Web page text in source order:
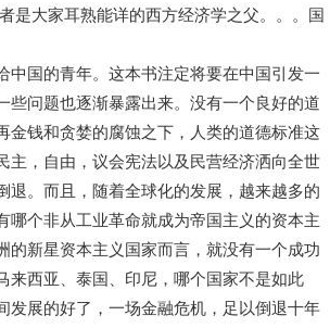
是大家耳熟能详的西方经济学之父。。。国
中国的青年。这本书注定将要在中国引发一
些问题也逐渐暴露出来。没有一个良好的道
金钱和贪婪的腐蚀之下，人类的道德标准这
主，自由，议会宪法以及民营经济洒向全世
退。而且，随着全球化的发展，越来越多的
哪个非从工业革命就成为帝国主义的资本主
的新星资本主义国家而言，就没有一个成功
来西亚、泰国、印尼，哪个国家不是如此
发展的好了，一场金融危机，足以倒退十年